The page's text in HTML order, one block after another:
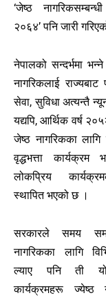
‘जेष्ठ
२०६४’ पनि जारी
नेपालको सन्दर्भमा
नागरिकलाई राज्यबाट
सेवा, सुविधा अत्यन्तै
यद्यपि, आर्थिक वर्ष
जेष्ठ नागरिकका
वृद्धभत्ता कार्यक्रम
लोकप्रिय
स्थापित भएको छ ।
सरकारले समय
नागरिकका लागि
ल्याए पनि ती
कार्यक्रमहरू ज्येष्ठ